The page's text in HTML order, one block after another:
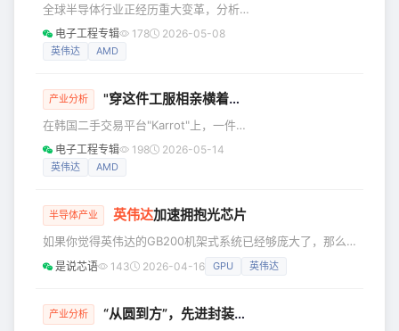
31%，远超市场预期的1.36美元。财报发
布后，公司股价周四飙升约19%，创下
2000年以来最大单日涨幅，今年迄今累
全球半导体行业正经历重大变革，分析
师称之为“存储器大转型”。2026年伊
始，市场呈现两极分化：AI驱动的基础
分化源于硅晶圆产能分配的巨大转变。
(HBM)，挤占了原本用于笔记本电脑、
智能手机和游戏机芯片的产能空间。 超
级周期的经济效益 对于全球领先的存储
光科技而
电子工程专辑 178 2026-05-08
英伟达 AMD
产业分析 "穿这件工服相亲横着走"，SK海力士工程师为何成顶流？
在韩国二手交易平台"Karrot"上，一件标
价4万韩元的SK海力士工会马甲被卖家称
为"终极相亲战袍"，帖子瞬间登上热搜
示："自半导体超级周期开启以来，市场
程师，相比一些收入已不如从前的律
师。" 还有一则走红的段子写道：“现在
在三星电子上班。只有遇到
电子工程专辑 198 2026-05-14
英伟达 AMD
半导体产业 英伟达加速拥抱光芯片
如果你觉得英伟达的GB200机架式系统已经够庞大了，那么
CEO黄仁勋的野心才刚刚开始。在上个月的GTC大会上，这
并未坐等供应链的稳定。过去一个月，这家GPU巨头已向
是说芯语 143 2026-04-16 GPU 英伟达
产业分析 “从圆到方”，先进封装革命！